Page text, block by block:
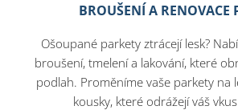
BROUŠENÍ A RENOVACE
Ošoupané parkety ztrácejí lesk?
broušení, tmelení a lakování, které
podlah. Proměníme vaše parkety na
kousky, které odrážejí váš